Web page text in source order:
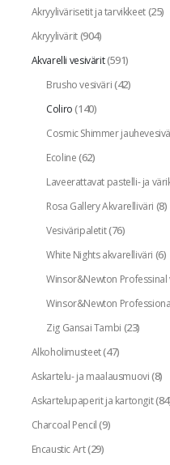
Akryylivärisetit ja tarvikkeet(25)
Akryylivärit(904)
Akvarelli vesivärit(591)
Brusho vesiväri(42)
Coliro (140)
Cosmic Shimmer
Ecoline(62)
Laveerattavat pastelli- ja
Rosa Gallery Akvarelliväri (8)
Vesiväripaletit(76)
White Nights akvarelliväri (6)
Winsor&Newton Professinal
Winsor&Newton
Zig Gansai Tambi (23)
Alkoholimusteet(47)
Askartelu- ja maalausmuovi(8)
Askartelupaperit ja kartongit
Charcoal Pencil(9)
Encaustic Art(29)